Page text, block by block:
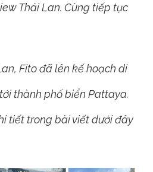
Thái Lan. Cùng tiếp tục
Fito đã lên kế hoạch di
thành phố biển Pattaya.
tiết trong bài viết dưới đây